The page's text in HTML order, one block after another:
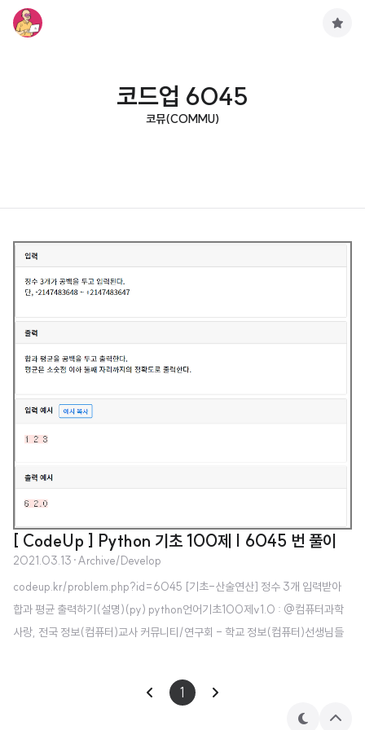
코드업 6045
코뮤(COMMU)
[ CodeUp ] Python 기초 100제 | 6045 번 풀이
2021.03.13 ·Archive/Develop
codeup.kr/problem.php?id=6045 [기초-산술연산] 정수 3개 입력받아
합과 평균 출력하기(설명)(py) python언어기초100제v1.0 : @컴퓨터과학
사랑, 전국 정보(컴퓨터)교사 커뮤니티/연구회 - 학교 정보(컴퓨터)선생님들
내용 codeup.kr [ 풀이 ] a,b,c = map(int,input().split()) print(a+b+c, r
1
구
테 상